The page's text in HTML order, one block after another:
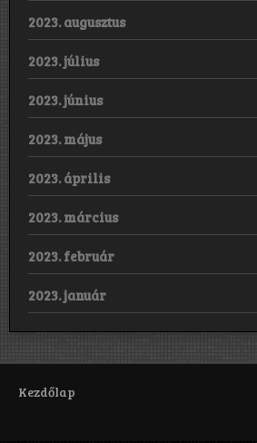
2023. augusztus
2023. július
2023. június
2023. május
2023. április
2023. március
2023. február
2023. január
Kezdőlap